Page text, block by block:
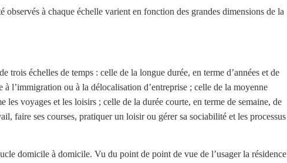
à chaque échelle varient en fonction des grandes dimensions de la
échelles de temps : celle de la longue durée, en terme d’années et de
l’immigration ou à la délocalisation d’entreprise ; celle de la moyenne
voyages et les loisirs ; celle de la durée courte, en terme de semaine, de
faire ses courses, pratiquer un loisir ou gérer sa sociabilité et les processus
domicile à domicile. Vu du point de point de vue de l’usager la résidence